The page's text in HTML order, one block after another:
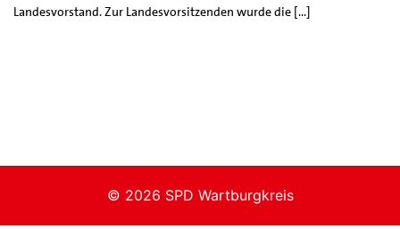
Landesvorstand. Zur Landesvorsitzenden wurde die […]
© 2026 SPD Wartburgkreis